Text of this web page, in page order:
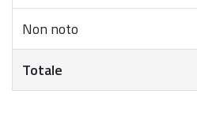
Non noto
Totale